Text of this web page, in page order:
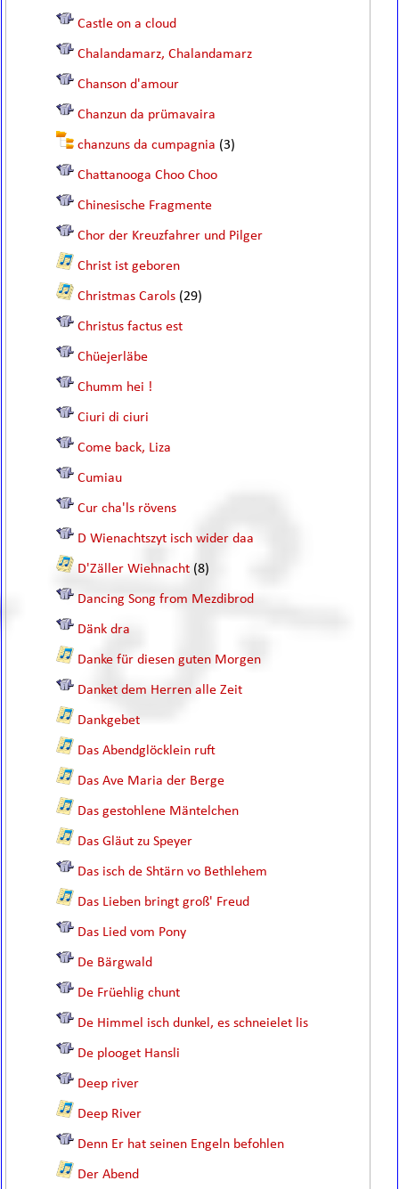
Castle on a cloud
Chalandamarz, Chalandamarz
Chanson d'amour
Chanzun da prümavaira
chanzuns da cumpagnia (3)
Chattanooga Choo Choo
Chinesische Fragmente
Chor der Kreuzfahrer und Pilger
Christ ist geboren
Christmas Carols (29)
Christus factus est
Chüejerläbe
Chumm hei !
Ciuri di ciuri
Come back, Liza
Cumiau
Cur cha'ls rövens
D Wienachtszyt isch wider daa
D'Zäller Wiehnacht (8)
Dancing Song from Mezdibrod
Dänk dra
Danke für diesen guten Morgen
Danket dem Herren alle Zeit
Dankgebet
Das Abendglöcklein ruft
Das Ave Maria der Berge
Das gestohlene Mäntelchen
Das Gläut zu Speyer
Das isch de Shtärn vo Bethlehem
Das Lieben bringt groß' Freud
Das Lied vom Pony
De Bärgwald
De Früehlig chunt
De Himmel isch dunkel, es schneielet lis
De plooget Hansli
Deep river
Deep River
Denn Er hat seinen Engeln befohlen
Der Abend